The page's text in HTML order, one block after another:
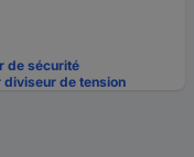
de sécurité
de tension